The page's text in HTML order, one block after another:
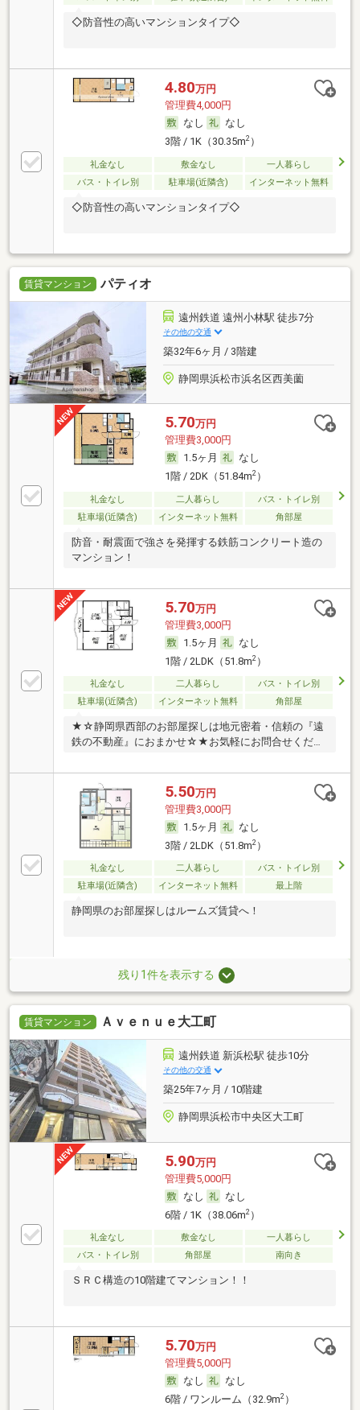
◇防音性の高いマンションタイプ◇
4.80万円
管理費4,000円
なし
なし
3階 / 1K（30.35m2）
礼金なし 敷金なし
一人暮らし
バス・トイレ別
駐車場(近隣含) インターネット無料
◇防音性の高いマンションタイプ◇
賃貸マンション パティオ
遠州鉄道 遠州小林駅 徒歩7分
その他の交通
築32年6ヶ月 / 3階建
静岡県浜松市浜名区西美薗
5.70万円
管理費3,000円
1.5ヶ月
なし
1階 / 2DK（51.84m2）
礼金なし 二人暮らし
バス・トイレ別
駐車場(近隣含)
インターネット無料 角部屋
防音・耐震面で強さを発揮する鉄筋コンクリート造の
マンション！
5.70万円
管理費3,000円
1.5ヶ月
なし
1階 / 2LDK（51.8m2）
礼金なし 二人暮らし
バス・トイレ別
駐車場(近隣含)
インターネット無料 角部屋
★☆静岡県西部のお部屋探しは地元密着・信頼の『遠
鉄の不動産』におまかせ☆★お気軽にお問合せくださ
5.50万円
管理費3,000円
1.5ヶ月
なし
3階 / 2LDK（51.8m2）
礼金なし 二人暮らし
バス・トイレ別
駐車場(近隣含)
インターネット無料 最上階
静岡県のお部屋探しはルームズ賃貸へ！
残り1件を表示する
賃貸マンション Ａｖｅｎｕｅ大工町
遠州鉄道 新浜松駅 徒歩10分
その他の交通
築25年7ヶ月 / 10階建
静岡県浜松市中央区大工町
5.90万円
管理費5,000円
なし
なし
6階 / 1K（38.06m2）
礼金なし 敷金なし
一人暮らし
バス・トイレ別
角部屋 南向き
ＳＲＣ構造の10階建てマンション！！
5.70万円
管理費5,000円
なし
なし
6階 / ワンルーム（32.9m2）